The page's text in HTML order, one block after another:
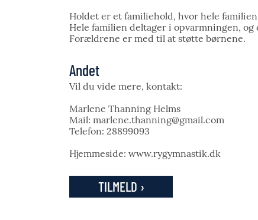
Holdet er et familiehold, hvor hele
Hele familien deltager i opvarmningen,
Forældrene er med til at støtte børnene.
Andet
Vil du vide mere, kontakt:
Marlene Thanning Helms
Mail: marlene.thanning@gmail.com
Telefon: 28899093
Hjemmeside: www.rygymnastik.dk
TILMELD ›